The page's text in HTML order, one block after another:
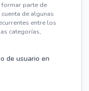
parte de
de algunas
entre los
categorías,
de usuario en